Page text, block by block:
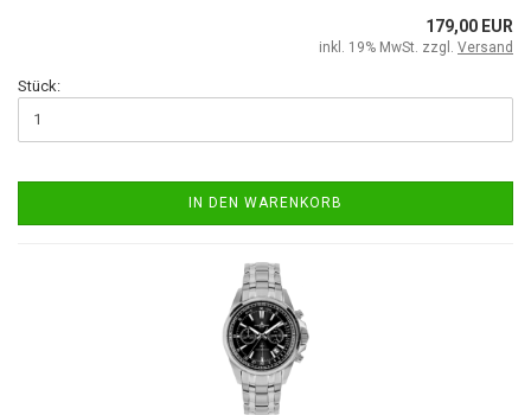
179,00 EUR
inkl. 19% MwSt. zzgl. Versand
Stück:
IN DEN WARENKORB